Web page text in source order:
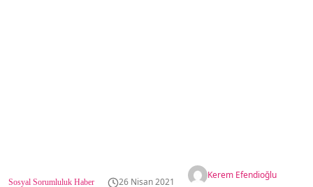
Sosyal Sorumluluk Haber 26 Nisan 2021
Kerem Efendioğlu